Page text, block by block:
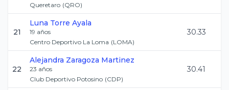
Queretaro (QRO)
21
Luna Torre Ayala
19 años
Centro Deportivo La Loma (LOMA)
30.33
22
Alejandra Zaragoza Martinez
23 años
Club Deportivo Potosino (CDP)
30.41